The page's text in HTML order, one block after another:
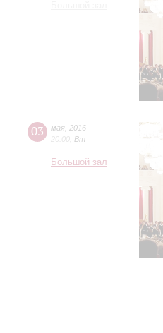
03 мая 2016
20:00 Вт
Большой зал